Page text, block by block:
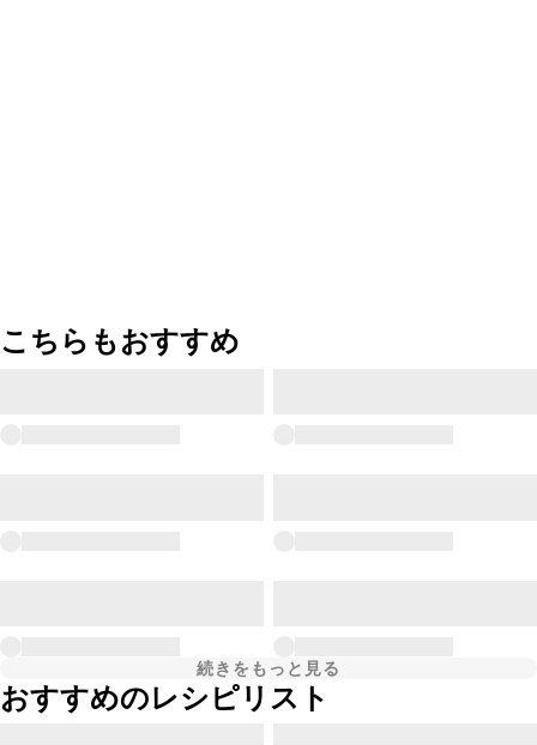
こちらもおすすめ
続きをもっと見る
おすすめのレシピリスト